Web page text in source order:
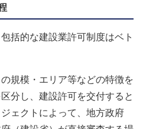
括的な建設業許可制度はベト
規模・エリア等などの特徴を
分し、建設許可を交付すると
ェクトによって、地方政府